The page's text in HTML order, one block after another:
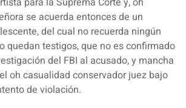
se acuerda entonces de un
del cual no recuerda ningún
quedan testigos, que no es confirmado
del FBI al acusado, y mancha
oh casualidad conservador juez bajo
de violación.